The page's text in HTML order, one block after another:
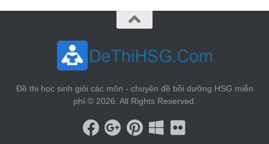
Đề thi học sinh giỏi các môn - chuyên đề bồi dưỡng HSG miễn
phí © 2026. All Rights Reserved.